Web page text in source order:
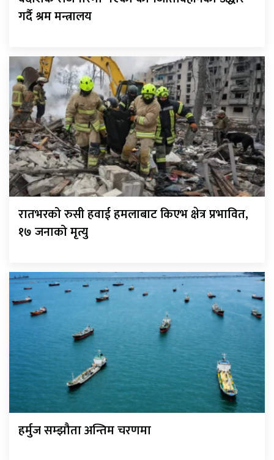
गर्दै श्रम मन्त्रालय
रातभरको रुसी हवाई हमलाबाट किएभ क्षेत्र प्रभावित,
१७ जनाको मृत्यु
हर्मुज सम्झौता अन्तिम चरणमा